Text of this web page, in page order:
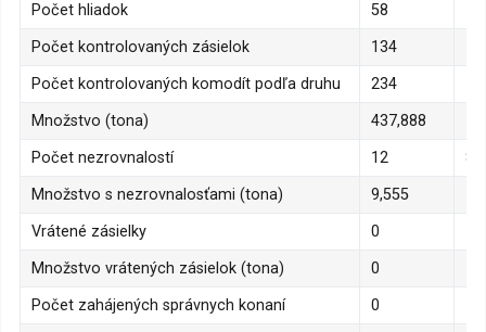
Počet hliadok
58
Počet kontrolovaných zásielok
134
Počet kontrolovaných komodít podľa druhu
234
Množstvo (tona)
437,888
Počet nezrovnalostí
12
Množstvo s nezrovnalosťami (tona)
9,555
Vrátené zásielky
0
Množstvo vrátených zásielok (tona)
0
Počet zahájených správnych konaní
0